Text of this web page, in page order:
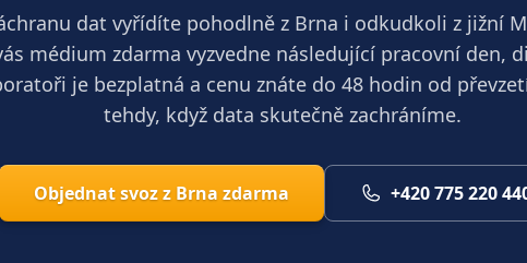
dat vyřídíte pohodlně z Brna i odkudkoli z jižní
médium zdarma vyzvedne následující pracovní den,
je bezplatná a cenu znáte do 48 hodin od
tehdy, když data skutečně zachráníme.
Objednat svoz z Brna zdarma +420 775 220